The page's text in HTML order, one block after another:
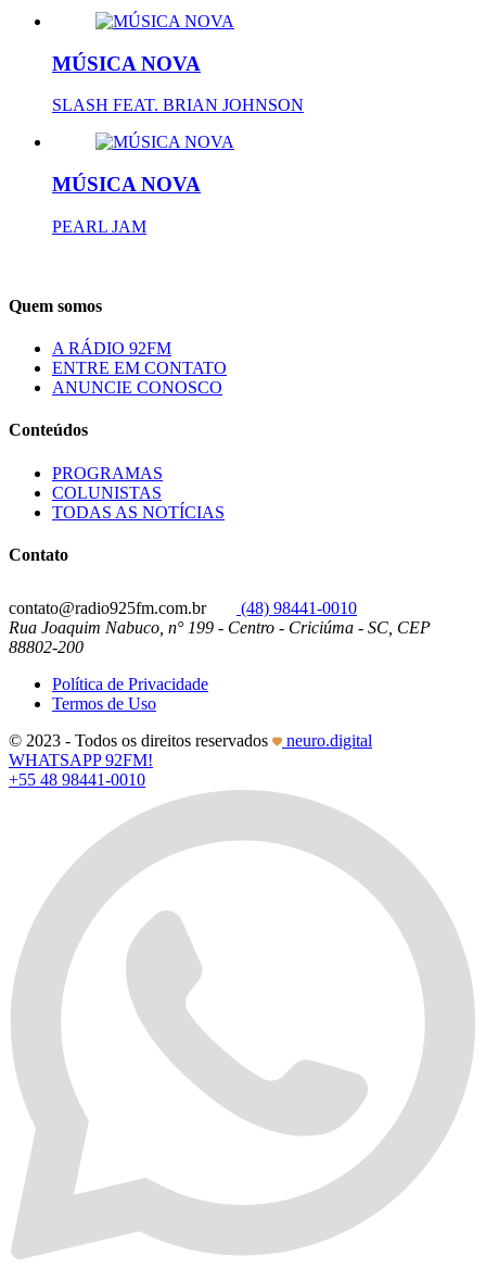
MÚSICA NOVA
SLASH FEAT. BRIAN JOHNSON
MÚSICA NOVA
PEARL JAM
Quem somos
A RÁDIO 92FM
ENTRE EM CONTATO
ANUNCIE CONOSCO
Conteúdos
PROGRAMAS
COLUNISTAS
TODAS AS NOTÍCIAS
Contato
contato@radio925fm.com.br
(48) 98441-0010
Rua Joaquim Nabuco, n° 199 - Centro - Criciúma - SC, CEP
88802-200
Política de Privacidade
Termos de Uso
© 2023 - Todos os direitos reservados
neuro.digital
WHATSAPP 92FM!
+55 48 98441-0010